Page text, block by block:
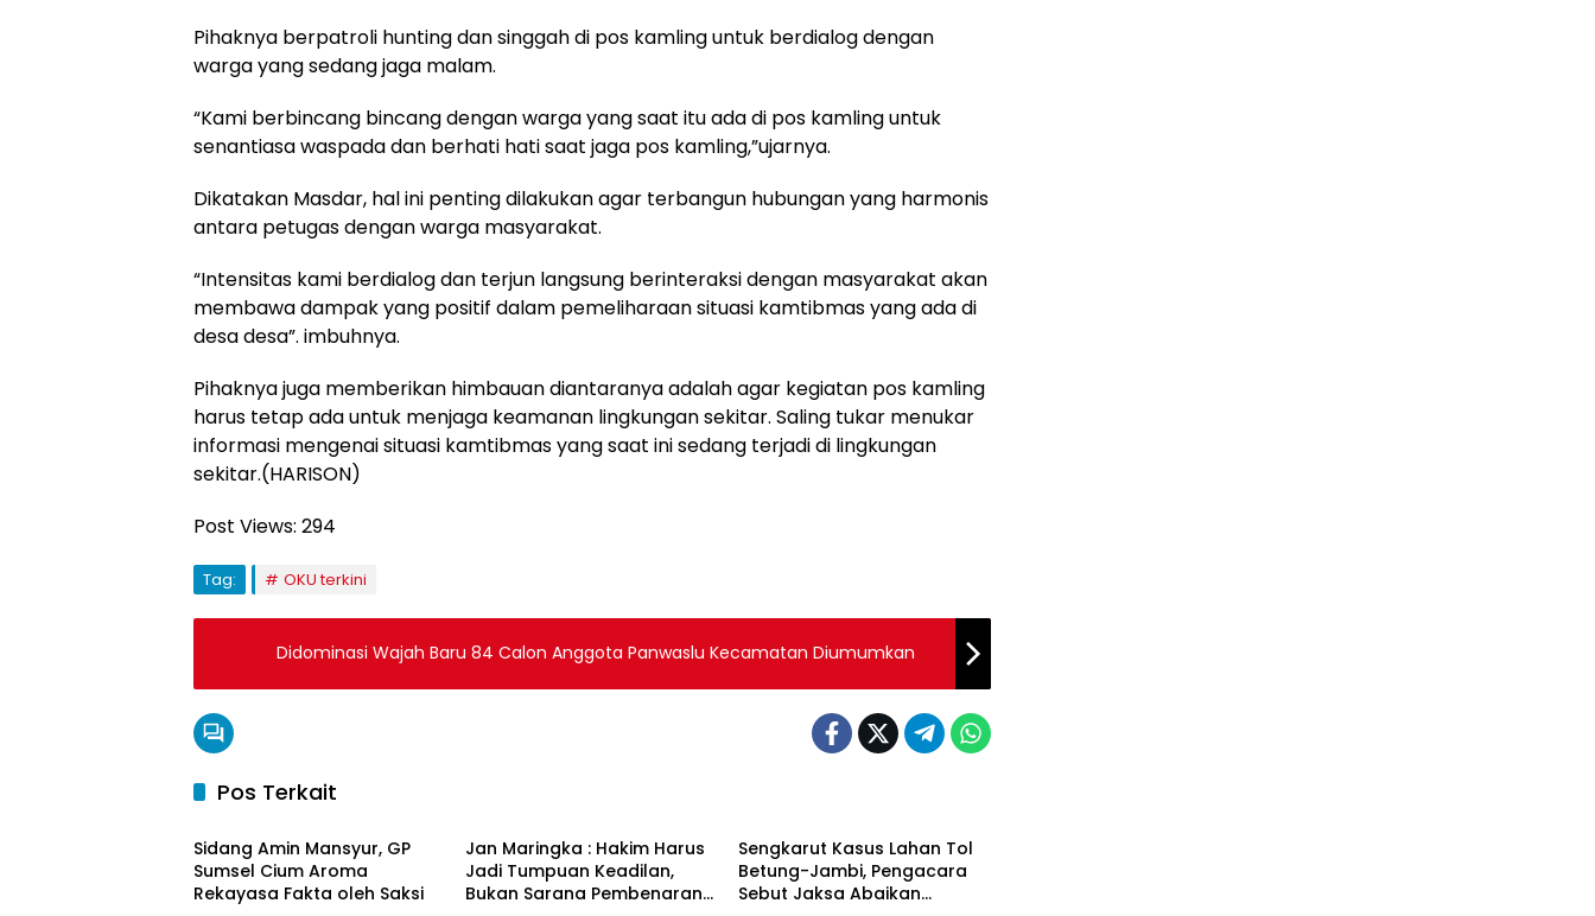
Pihaknya berpatroli hunting dan singgah di pos kamling untuk berdialog dengan
warga yang sedang jaga malam.
“Kami berbincang bincang dengan warga yang saat itu ada di pos kamling untuk
senantiasa waspada dan berhati hati saat jaga pos kamling,”ujarnya.
Dikatakan Masdar, hal ini penting dilakukan agar terbangun hubungan yang harmonis
antara petugas dengan warga masyarakat.
“Intensitas kami berdialog dan terjun langsung berinteraksi dengan masyarakat akan
membawa dampak yang positif dalam pemeliharaan situasi kamtibmas yang ada di
desa desa”. imbuhnya.
Pihaknya juga memberikan himbauan diantaranya adalah agar kegiatan pos kamling
harus tetap ada untuk menjaga keamanan lingkungan sekitar. Saling tukar menukar
informasi mengenai situasi kamtibmas yang saat ini sedang terjadi di lingkungan
sekitar.(HARISON)
Post Views: 294
Tag: OKU terkini
Didominasi Wajah Baru 84 Calon Anggota Panwaslu Kecamatan Diumumkan
Pos Terkait
Hukum & Kriminal
Sidang Amin Mansyur, GP
Sumsel Cium Aroma
Rekayasa Fakta oleh Saksi
Jan Maringka : Hakim Harus
Jadi Tumpuan Keadilan,
Bukan Sarana Pembenaran
Sengkarut Kasus Lahan Tol
Betung-Jambi, Pengacara
Sebut Jaksa Abaikan
Hukum & Kriminal Hukum & Kriminal Hukum & Kriminal